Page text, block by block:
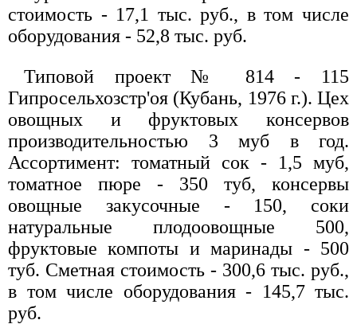
стоимость - 17,1 тыс. руб., в том числе
оборудования - 52,8 тыс. руб.
Типовой проект № 814 - 115
Гипросельхозстр'оя (Кубань, 1976 г.). Цех
овощных и фруктовых консервов
производительностью 3 муб в год.
Ассортимент: томатный сок - 1,5 муб,
томатное пюре - 350 туб, консервы
овощные закусочные - 150, соки
натуральные плодоовощные 500,
фруктовые компоты и маринады - 500
туб. Сметная стоимость - 300,6 тыс. руб.,
в том числе оборудования - 145,7 тыс.
руб.